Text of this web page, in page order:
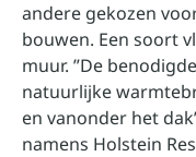
andere gekozen
bouwen. Een soort
muur. ”De
natuurlijke
en vanonder het
namens Holstein